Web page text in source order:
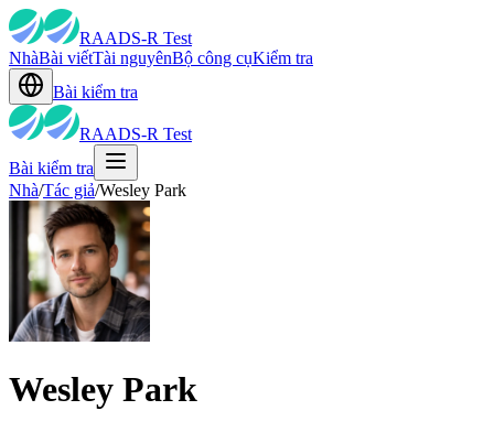
RAADS-R Test
NhàBài viếtTài nguyênBộ công cụKiểm tra
Bài kiểm tra
RAADS-R Test
Bài kiểm tra
Nhà/Tác giả/Wesley Park
Wesley Park